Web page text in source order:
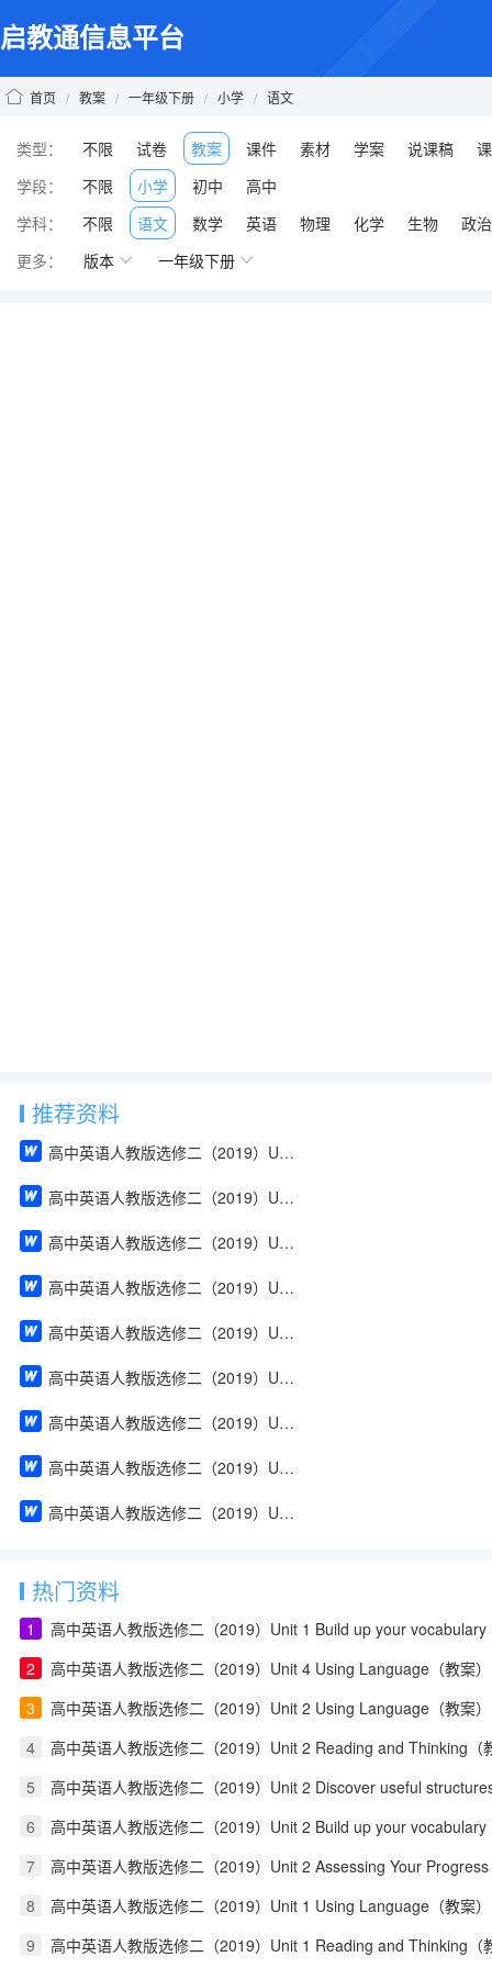
启教通信息平台
首页 / 教案 / 一年级下册 / 小学 / 语文
类型： 不限 试卷 教案 课件 素材 学案 说课稿
学段：
不限 小学 初中
高中
学科：
不限 语文 数学 英语 物理 化学 生物
政治
更多：
版本 一年级下册
推荐资料
高中英语人教版选修二（2019）Unit 1 Build up your vocabulary（教案）
高中英语人教版选修二（2019）Unit 4 Using Language（教案）
高中英语人教版选修二（2019）Unit 2 Using Language（教案）
高中英语人教版选修二（2019）Unit 2 Reading and Thinking（教案）
高中英语人教版选修二（2019）Unit 2 Discover useful structures（教案）
高中英语人教版选修二（2019）Unit 2 Build up your vocabulary（教案）
高中英语人教版选修二（2019）Unit 2 Assessing Your Progress & Project（教案）
高中英语人教版选修二（2019）Unit 1 Using Language（教案）
高中英语人教版选修二（2019）Unit 1 Reading and Thinking（教案）
热门资料
1
高中英语人教版选修二（2019）Unit 1 Build up your vocabulary
2
高中英语人教版选修二（2019）Unit 4 Using Language（教案）
3
高中英语人教版选修二（2019）Unit 2 Using Language（教案）
4
高中英语人教版选修二（2019）Unit 2 Reading and Thinking（
5
高中英语人教版选修二（2019）Unit 2 Discover useful
6
高中英语人教版选修二（2019）Unit 2 Build up your vocabulary
7
高中英语人教版选修二（2019）Unit 2 Assessing Your
8
高中英语人教版选修二（2019）Unit 1 Using Language（教案）
9
高中英语人教版选修二（2019）Unit 1 Reading and Thinking（